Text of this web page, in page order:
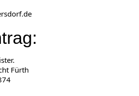
Fürth